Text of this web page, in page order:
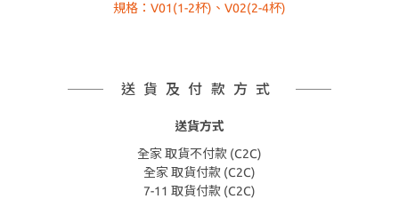
規格：V01(1-2杯)、V02(2-4杯)
送貨及付款方式
送貨方式
全家 取貨不付款 (C2C)
全家 取貨付款 (C2C)
7-11 取貨付款 (C2C)